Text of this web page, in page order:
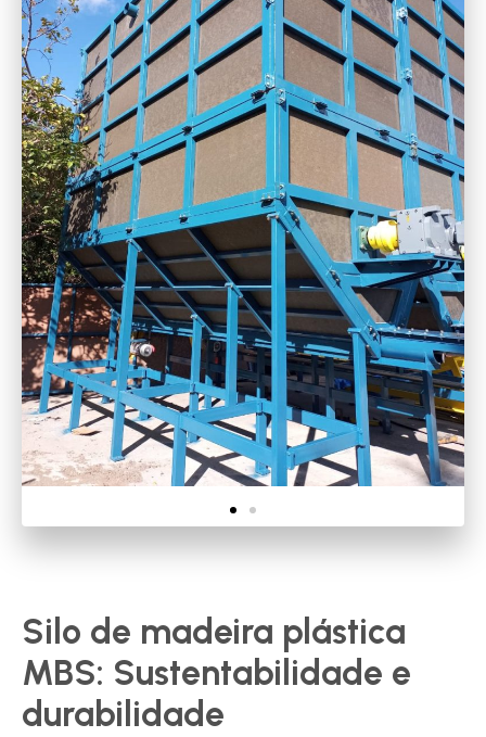
Silo de madeira plástica
MBS: Sustentabilidade e
durabilidade